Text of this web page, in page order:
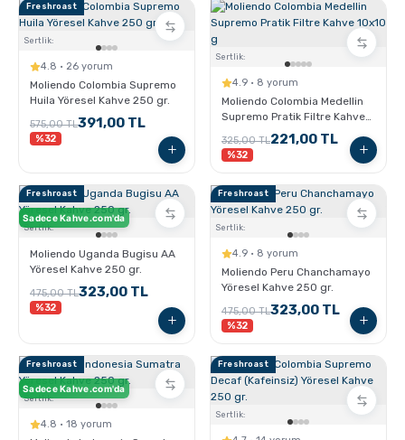
Freshroast
Sertlik:
4.8 · 26 yorum
Moliendo Colombia Supremo
Huila Yöresel Kahve 250 gr.
575,00 TL391,00 TL
%32
Sertlik:
4.9 · 8 yorum
Moliendo Colombia Medellin
Supremo Pratik Filtre Kahve
325,00 TL221,00 TL
%32
Freshroast
Sertlik:
Sadece Kahve.com'da
Moliendo Uganda Bugisu AA
Yöresel Kahve 250 gr.
475,00 TL323,00 TL
%32
Freshroast
Sertlik:
4.9 · 8 yorum
Moliendo Peru Chanchamayo
Yöresel Kahve 250 gr.
475,00 TL323,00 TL
%32
Freshroast
Sertlik:
Sadece Kahve.com'da
4.8 · 18 yorum
Freshroast
Sertlik: